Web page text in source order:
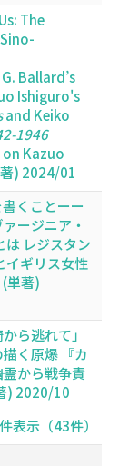
The
Ballard’s
Ishiguro's
and Keiko
1946
Kazuo
) 2024/01
くことーー
ージニア・
は レジスタン
イギリス女性
単著)
ら逃れて」
く原爆 『カ
霊から戦争責
) 2020/10
表示（43件）